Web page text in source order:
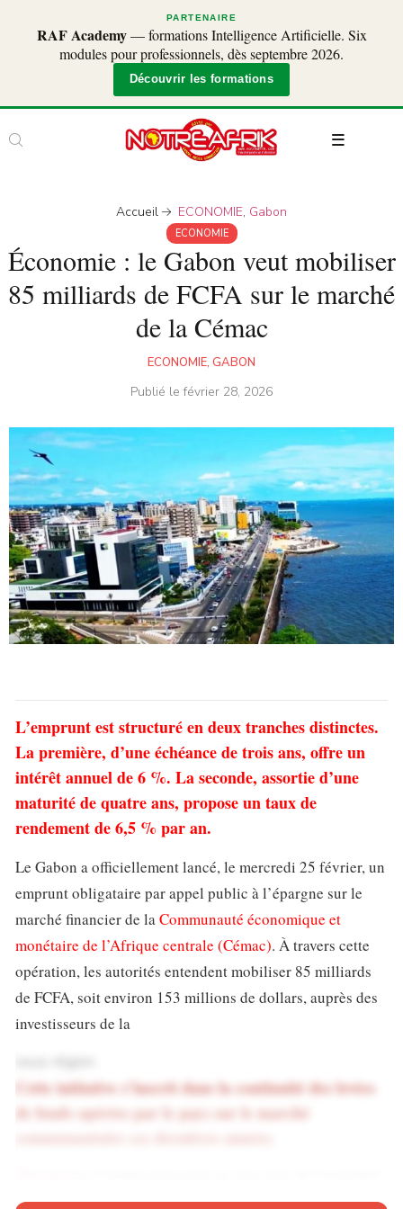
PARTENAIRE
RAF Academy— formations Intelligence Artificielle. Six
modules pour professionnels, dès septembre 2026.
Découvrir les formations
Accueil ECONOMIE, Gabon
ECONOMIE
Économie : le Gabon veut mobiliser
85 milliards de FCFA sur le marché
de la Cémac
ECONOMIE, GABON
Publié lefévrier 28, 2026
L’emprunt est structuré en deux tranches distinctes.
La première, d’une échéance de trois ans, offre un
intérêt annuel de 6 %. La seconde, assortie d’une
maturité de quatre ans, propose un taux de
rendement de 6,5 % par an.
Le Gabon a officiellement lancé, le mercredi 25 février, un
emprunt obligataire par appel public à l’épargne sur le
marché financier de laCommunauté économique et
monétaire de l’Afrique centrale (Cémac). À travers cette
opération, les autorités entendent mobiliser 85 milliards
de FCFA, soit environ 153 millions de dollars, auprès des
investisseurs de la
Cette initiative s’inscrit dans la continuité des levées
de fonds opérées par le pays sur le marché
communautaire ces dernières années.